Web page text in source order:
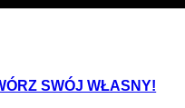
SWÓJ WŁASNY!